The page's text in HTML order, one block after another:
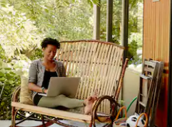
de pijltjestoetsen omhoog en